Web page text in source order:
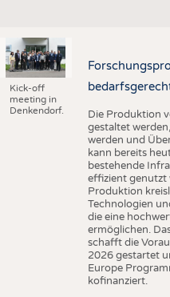
Kick-off
meeting in
Denkendorf.
Die Produktion
gestaltet
werden und
kann bereits
bestehende
effizient genutzt
Produktion
Technologien
die eine
ermöglichen.
schafft die
2026 gestartet
Europe
kofinanziert.